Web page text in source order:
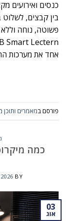
כנסים ואירועים
בין קבצים,
אחד את מערכות
פורסם במאמרים ותוכן
כמה
BY
03
אוג